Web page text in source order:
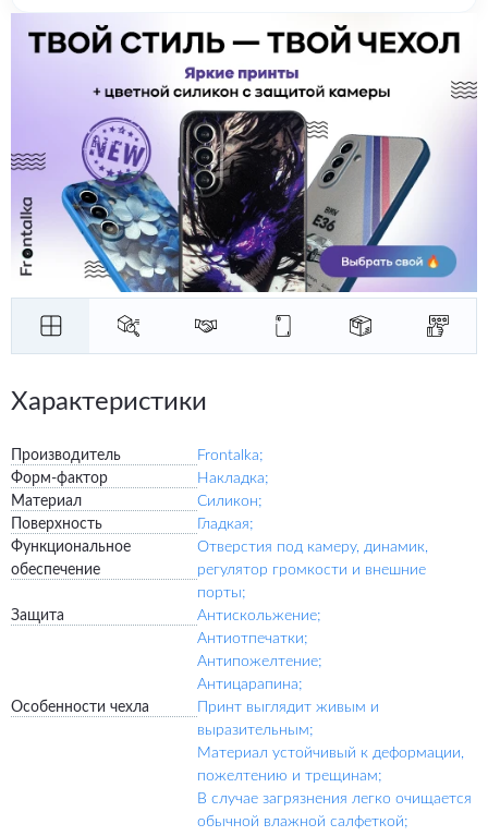
Характеристики
Производитель
Frontalka;
Форм-фактор
Накладка;
Материал
Силикон;
Поверхность
Гладкая;
Функциональное
обеспечение
Отверстия под камеру, динамик,
регулятор громкости и внешние
порты;
Защита
Антискольжение;
Антиотпечатки;
Антипожелтение;
Антицарапина;
Особенности чехла
Принт выглядит живым и
выразительным;
Материал устойчивый к деформации,
пожелтению и трещинам;
В случае загрязнения легко очищается
обычной влажной салфеткой;